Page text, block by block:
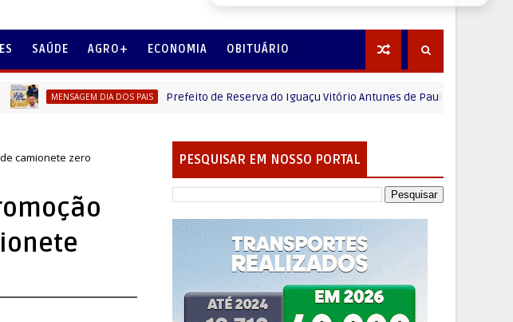
SAÚDE AGRO+ ECONOMIA OBITUÁRIO
MENSAGEM DIA DOS PAIS Prefeito de Reserva do Iguaçu Vitório Antunes de Paula deseja um Feliz dia
camionete zero
PESQUISAR EM NOSSO PORTAL